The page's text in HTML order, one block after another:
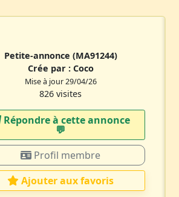
Petite-annonce (MA91244)
Crée par : Coco
Mise à jour 29/04/26
826 visites
Répondre à cette annonce
💬​
Profil membre
Ajouter aux favoris